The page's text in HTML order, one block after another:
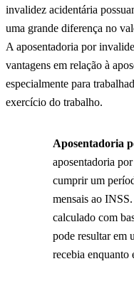
invalidez acidentária
uma grande diferença no
A aposentadoria por
vantagens em relação à
especialmente para
exercício do trabalho.
Aposentadoria
aposentadoria
cumprir um
mensais ao
calculado com
pode resultar em
recebia enquanto